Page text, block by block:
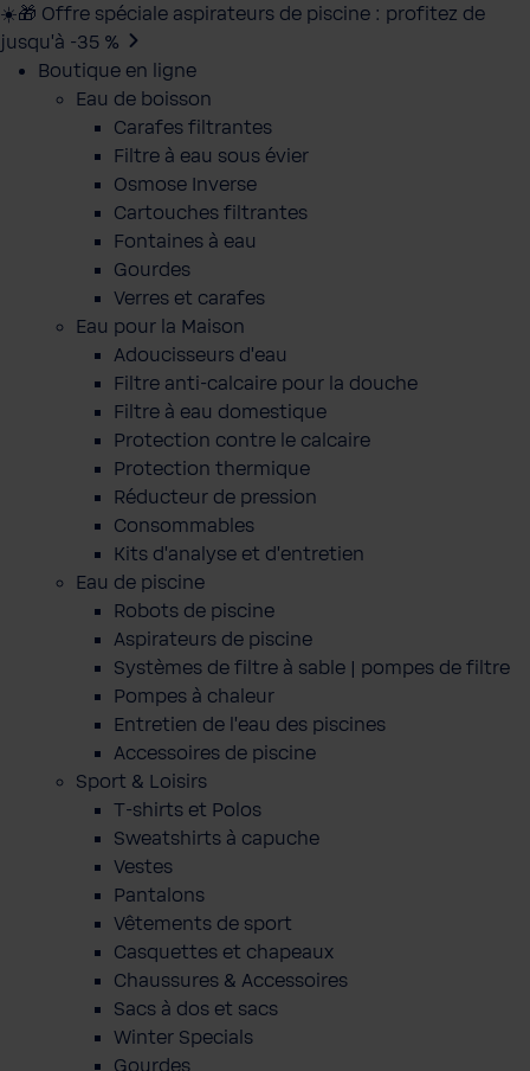
☀️🎁 Offre spéciale aspirateurs de piscine : profitez de
jusqu’à -35 %
Boutique en ligne
Eau de boisson
Carafes filtrantes
Filtre à eau sous évier
Osmose Inverse
Cartouches filtrantes
Fontaines à eau
Gourdes
Verres et carafes
Eau pour la Maison
Adoucisseurs d'eau
Filtre anti-calcaire pour la douche
Filtre à eau domestique
Protection contre le calcaire
Protection thermique
Réducteur de pression
Consommables
Kits d'analyse et d'entretien
Eau de piscine
Robots de piscine
Aspirateurs de piscine
Systèmes de filtre à sable | pompes de filtre
Pompes à chaleur
Entretien de l'eau des piscines
Accessoires de piscine
Sport & Loisirs
T-shirts et Polos
Sweatshirts à capuche
Vestes
Pantalons
Vêtements de sport
Casquettes et chapeaux
Chaussures & Accessoires
Sacs à dos et sacs
Winter Specials
Gourdes